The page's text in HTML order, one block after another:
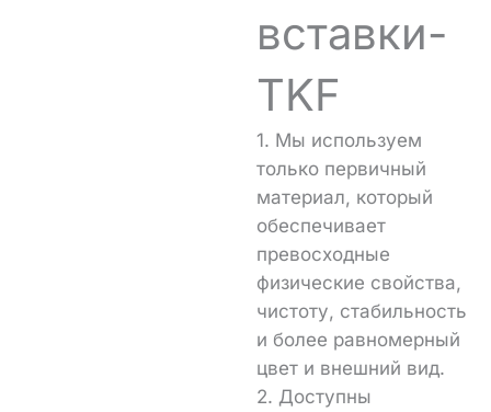
вставки-
TKF
1. Мы используем
только первичный
материал, который
обеспечивает
превосходные
физические свойства,
чистоту, стабильность
и более равномерный
цвет и внешний вид.
2. Доступны